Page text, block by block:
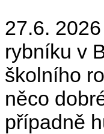
27.6.
rybníku v
školního
něco
případně